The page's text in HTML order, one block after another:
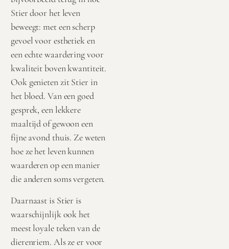
Stier door het leven
beweegt: met een scherp
gevoel voor esthetiek en
een echte waardering voor
kwaliteit boven kwantiteit.
Ook genieten zit Stier in
het bloed. Van een goed
gesprek, een lekkere
maaltijd of gewoon een
fijne avond thuis. Ze weten
hoe ze het leven kunnen
waarderen op een manier
die anderen soms vergeten.
Daarnaast is Stier is
waarschijnlijk ook het
meest loyale teken van de
dierenriem. Als ze er voor